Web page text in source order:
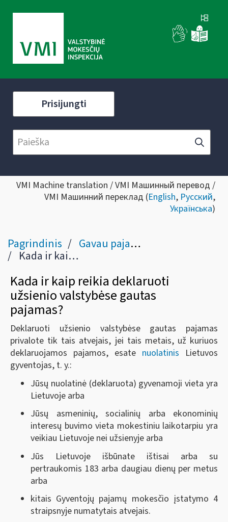
Prisijungti
VMI Machine translation / VMI Машинный перевод /
VMI Машинний переклад (English, Русский,
Українська)
Pagrindinis Gavau pajamų užsienyje
Kada ir kaip reikia deklaruoti užsienio valstybėse gautas pajamas?
Kada ir kaip reikia deklaruoti
užsienio valstybėse gautas
pajamas?
Deklaruoti užsienio valstybėse gautas pajamas
privalote tik tais atvejais, jei tais metais, už kuriuos
deklaruojamos pajamos, esate nuolatinis Lietuvos
gyventojas, t. y.:
Jūsų nuolatinė (deklaruota) gyvenamoji vieta yra
Lietuvoje arba
Jūsų asmeninių, socialinių arba ekonominių
interesų buvimo vieta mokestiniu laikotarpiu yra
veikiau Lietuvoje nei užsienyje arba
Jūs Lietuvoje išbūnate ištisai arba su
pertraukomis 183 arba daugiau dienų per metus
arba
kitais Gyventojų pajamų mokesčio įstatymo 4
straipsnyje numatytais atvejais.